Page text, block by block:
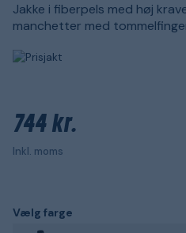
Jakke i fiberpels med høj
manchetter med
744 kr.
Inkl. moms
Vælg farge